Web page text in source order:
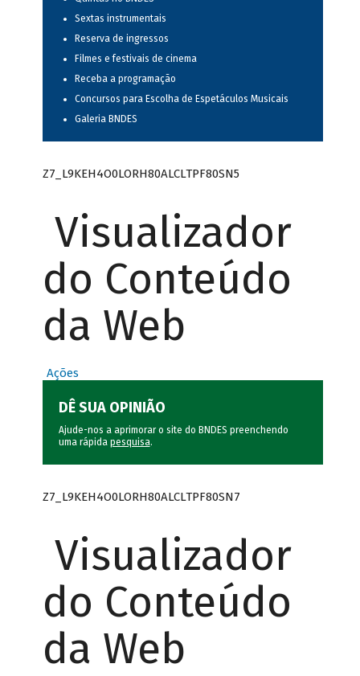
Sextas instrumentais
Reserva de ingressos
Filmes e festivais de cinema
Receba a programação
Concursos para Escolha de Espetáculos Musicais
Galeria BNDES
Z7_L9KEH4O0LORH80ALCLTPF80SN5
Visualizador
do Conteúdo
da Web
Ações
DÊ SUA OPINIÃO
Ajude-nos a aprimorar o site do BNDES preenchendo
uma rápida pesquisa.
Z7_L9KEH4O0LORH80ALCLTPF80SN7
Visualizador
do Conteúdo
da Web